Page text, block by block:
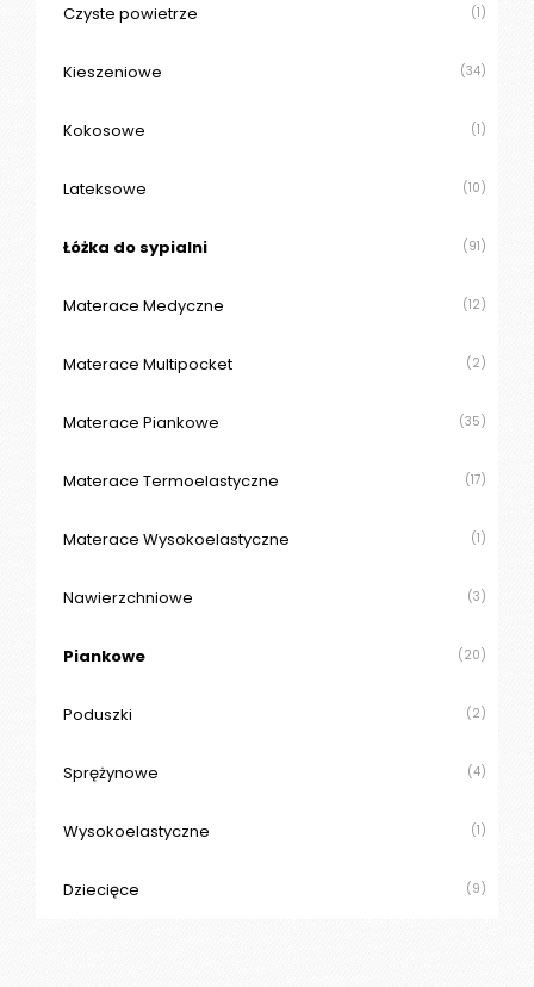
Czyste powietrze (1)
Kieszeniowe (34)
Kokosowe (1)
Lateksowe (10)
Łóżka do sypialni (91)
Materace Medyczne (12)
Materace Multipocket (2)
Materace Piankowe (35)
Materace Termoelastyczne (17)
Materace Wysokoelastyczne (1)
Nawierzchniowe (3)
Piankowe (20)
Poduszki (2)
Sprężynowe (4)
Wysokoelastyczne (1)
Dziecięce (9)